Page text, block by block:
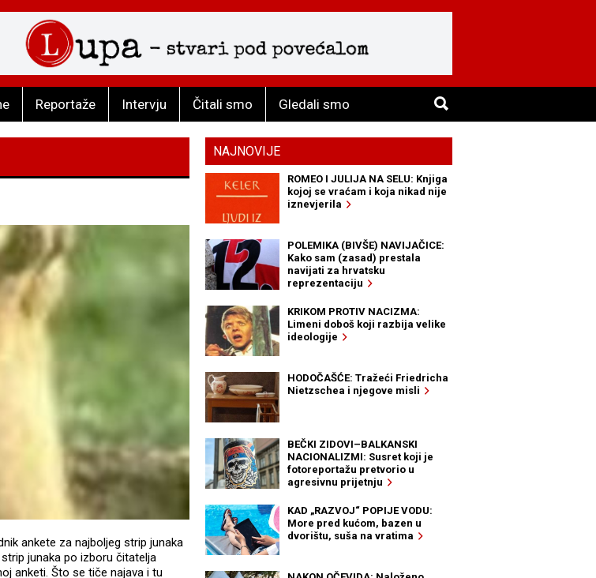
Reportaže Intervju Čitali smo Gledali smo
ankete za najboljeg strip junaka
junaka po izboru čitatelja
anketi. Što se tiče najava i tu
NAJNOVIJE
ROMEO I JULIJA NA SELU: Knjiga
kojoj se vraćam i koja nikad nije
iznevjerila
POLEMIKA (BIVŠE) NAVIJAČICE:
Kako sam (zasad) prestala
navijati za hrvatsku
reprezentaciju
KRIKOM PROTIV NACIZMA:
Limeni doboš koji razbija velike
ideologije
HODOČAŠĆE: Tražeći Friedricha
Nietzschea i njegove misli
BEČKI ZIDOVI–BALKANSKI
NACIONALIZMI: Susret koji je
fotoreportažu pretvorio u
agresivnu prijetnju
KAD „RAZVOJ“ POPIJE VODU:
More pred kućom, bazen u
dvorištu, suša na vratima